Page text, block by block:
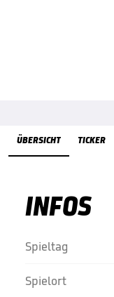
ÜBERSICHT TICKER
Übersicht
INFOS
Spieltag
Spielort